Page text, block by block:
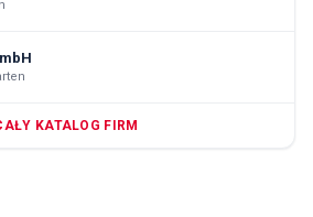
KATALOG FIRM